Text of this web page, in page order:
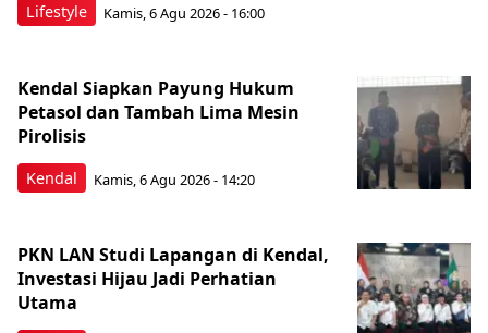
Lifestyle Kamis, 6 Agu 2026 - 16:00
Kendal
Kendal Siapkan Payung Hukum
Petasol dan Tambah Lima Mesin
Pirolisis
Kamis, 6 Agu 2026 - 14:20
PKN LAN Studi Lapangan di Kendal,
Investasi Hijau Jadi Perhatian
Utama